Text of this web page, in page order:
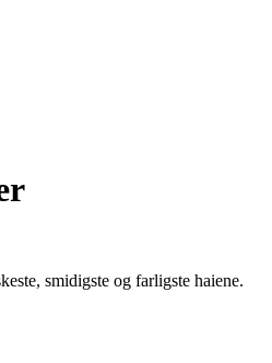
smidigste og farligste haiene.